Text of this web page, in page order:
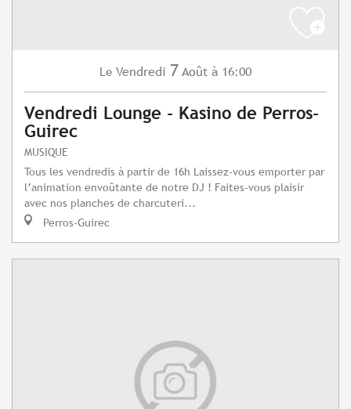
Le Vendredi 7 Août à 16:00
Vendredi Lounge - Kasino de Perros-
Guirec
MUSIQUE
Tous les vendredis à partir de 16h Laissez-vous emporter par
l’animation envoûtante de notre DJ ! Faites-vous plaisir
avec nos planches de charcuteri...
Perros-Guirec